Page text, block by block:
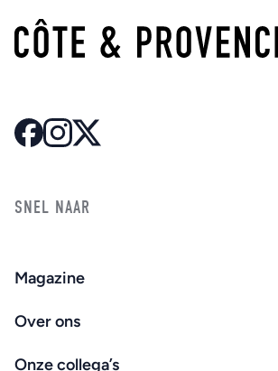
SNEL NAAR
Magazine
Over ons
Onze collega’s